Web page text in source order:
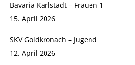
Bavaria Karlstadt – Frauen 1
15. April 2026
SKV Goldkronach – Jugend
12. April 2026